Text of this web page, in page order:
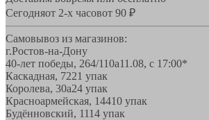
Сегодняот 2-х часовот 90 ₽
Самовывоз из магазинов:
г.Ростов-на-Дону
40-лет победы, 264/110а11.08, с 17:00*
Каскадная, 7221 упак
Королева, 30а24 упак
Красноармейская, 14410 упак
Будённовский, 1114 упак